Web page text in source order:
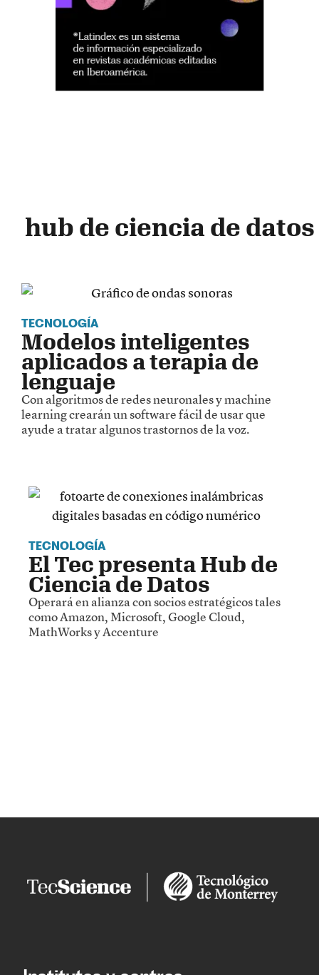
hub de ciencia de datos
TECNOLOGÍA
Modelos inteligentes
aplicados a terapia de
lenguaje
Con algoritmos de redes neuronales y machine
learning crearán un software fácil de usar que
ayude a tratar algunos trastornos de la voz.
TECNOLOGÍA
El Tec presenta Hub de
Ciencia de Datos
Operará en alianza con socios estratégicos tales
como Amazon, Microsoft, Google Cloud,
MathWorks y Accenture